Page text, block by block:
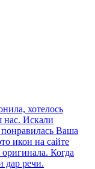
хотелось
нас. Искали
Ваша
икон на сайте
Когда
дар речи.